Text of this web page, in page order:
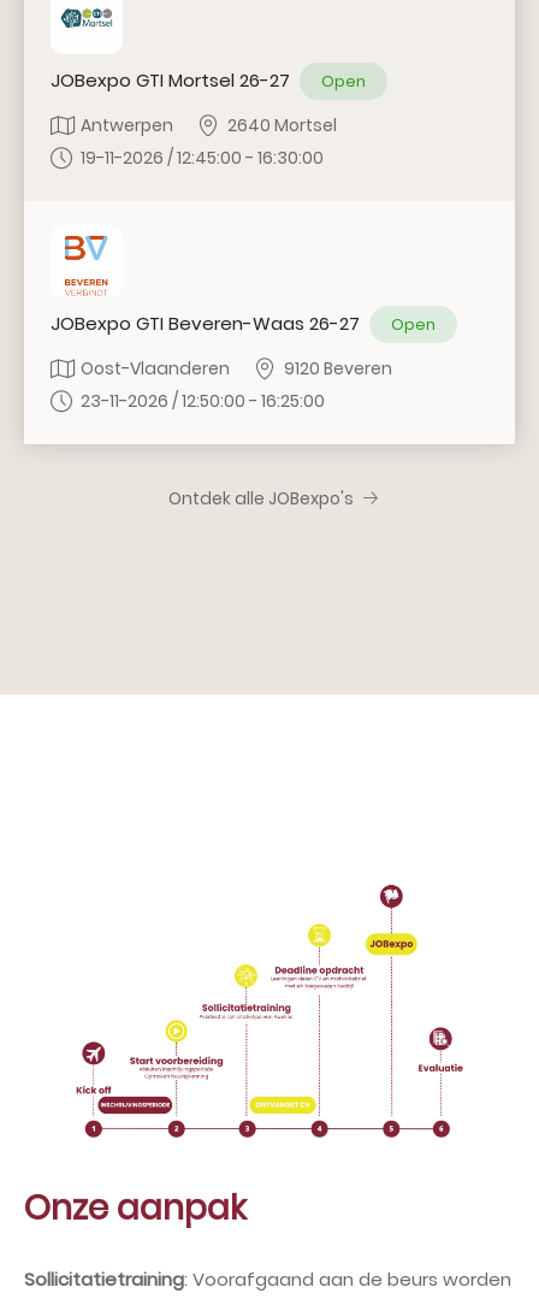
JOBexpo GTI Mortsel 26-27 Open
Antwerpen
2640 Mortsel
19-11-2026 / 12:45:00 - 16:30:00
JOBexpo GTI Beveren-Waas 26-27 Open
Oost-Vlaanderen
9120 Beveren
23-11-2026 / 12:50:00 - 16:25:00
Ontdek alle JOBexpo's
Onze aanpak
Sollicitatietraining: Voorafgaand aan de beurs worden